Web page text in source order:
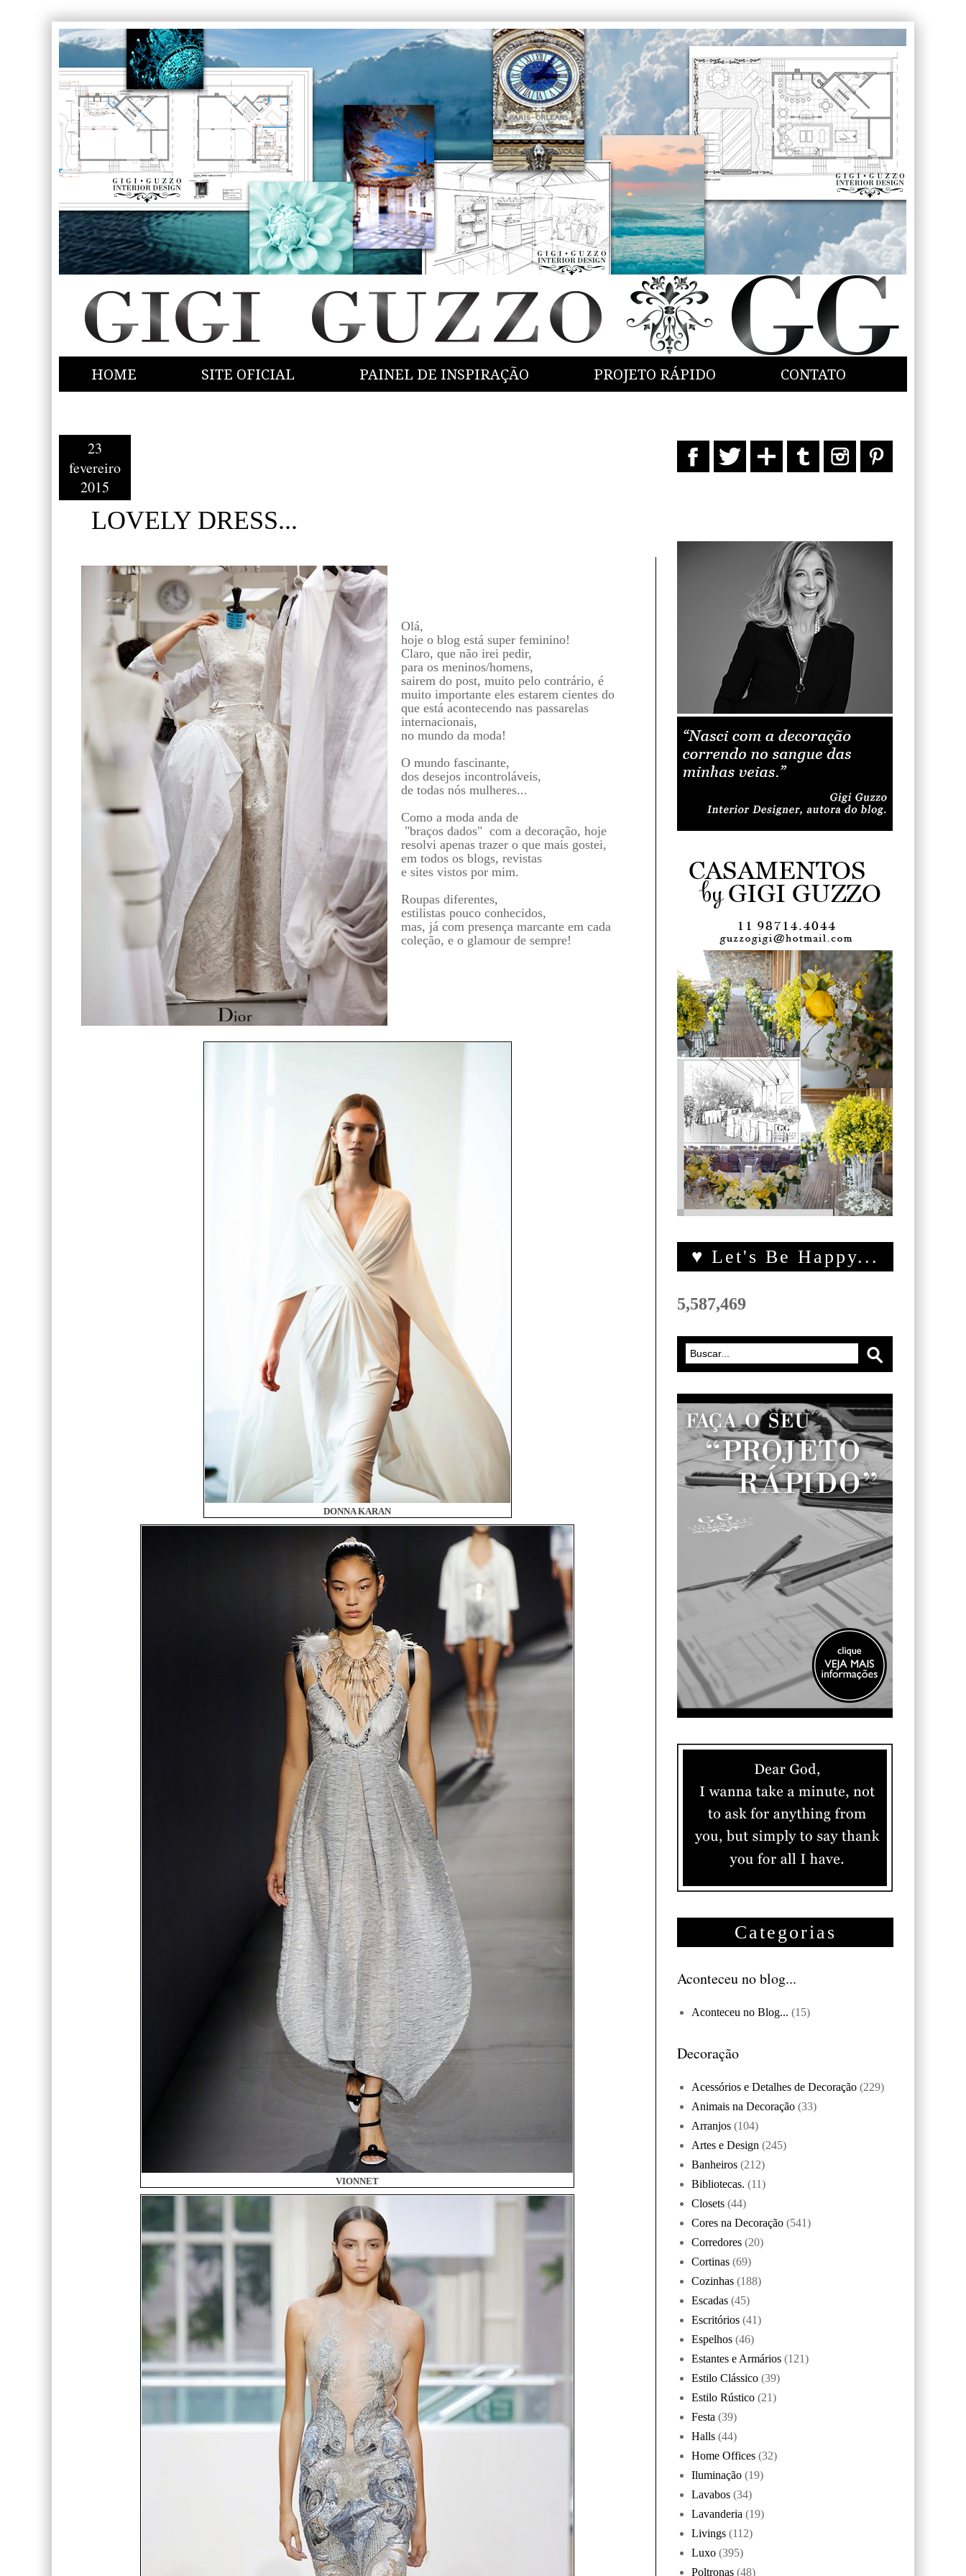
HOME SITE OFICIAL PAINEL DE INSPIRAÇÃO PROJETO RÁPIDO CONTATO
23
fevereiro
2015
LOVELY DRESS...
Olá,
hoje o blog está super feminino!
Claro, que não irei pedir,
para os meninos/homens,
sairem do post, muito pelo contrário, é
muito importante eles estarem cientes do
que está acontecendo nas passarelas
internacionais,
no mundo da moda!
O mundo fascinante,
dos desejos incontroláveis,
de todas nós mulheres...
Como a moda anda de
"braços dados" com a decoração, hoje
resolvi apenas trazer o que mais gostei,
em todos os blogs, revistas
e sites vistos por mim.
Roupas diferentes,
estilistas pouco conhecidos,
mas, já com presença marcante em cada
coleção, e o glamour de sempre!
DONNA KARAN
VIONNET
♥ Let's Be Happy...
5,587,469
Categorias
Aconteceu no blog...
Aconteceu no Blog... (15)
Decoração
Acessórios e Detalhes de Decoração (229)
Animais na Decoração (33)
Arranjos (104)
Artes e Design (245)
Banheiros (212)
Bibliotecas. (11)
Closets (44)
Cores na Decoração (541)
Corredores (20)
Cortinas (69)
Cozinhas (188)
Escadas (45)
Escritórios (41)
Espelhos (46)
Estantes e Armários (121)
Estilo Clássico (39)
Estilo Rústico (21)
Festa (39)
Halls (44)
Home Offices (32)
Iluminação (19)
Lavabos (34)
Lavanderia (19)
Livings (112)
Luxo (395)
Poltronas (48)